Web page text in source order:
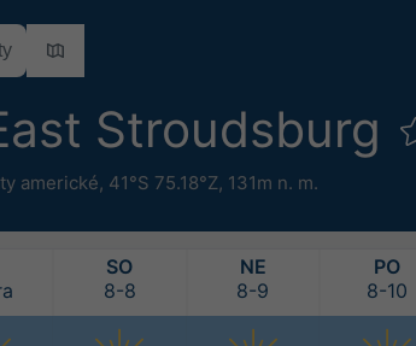
Stroudsburg
americké, 41°S 75.18°Z, 131m n. m.
SO
8-8
NE
8-9
PO
8-10